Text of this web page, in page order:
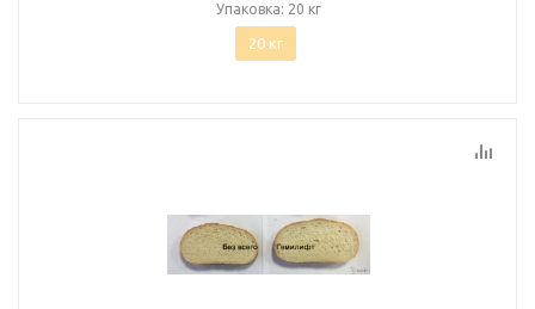
Упаковка: 20 кг
20 кг